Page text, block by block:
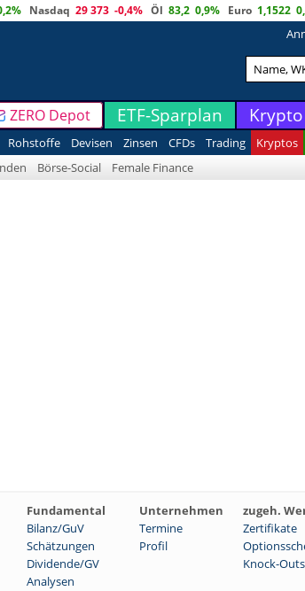
Nasdaq 29 373 -0,4% Öl 83,2 0,9% Euro 1,1522
ZERO Depot ETF-Sparplan
Rohstoffe Devisen Zinsen CFDs Trading Kryptos
Börse-Social Female Finance
Fundamental Unternehmen zugeh.
Bilanz/GuV Termine Zertifikate
Schätzungen Profil
Dividende/GV
Knock-Outs
Analysen